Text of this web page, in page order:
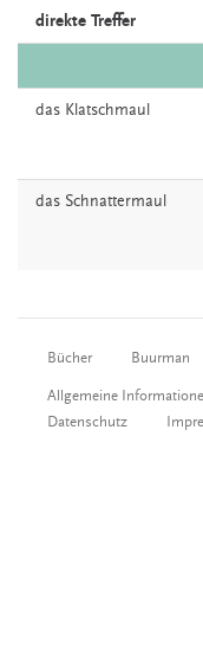
direkte Treffer
das Klatschmaul
das Schnattermaul
Bücher Buurman
Allgemeine
Datenschutz